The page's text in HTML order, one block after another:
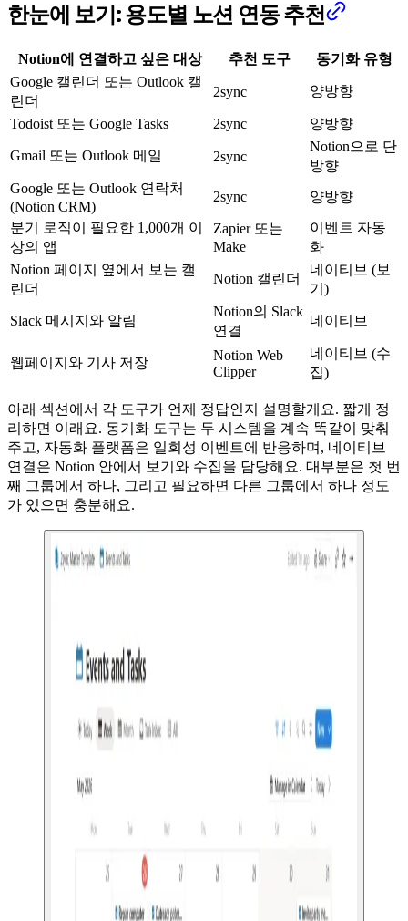
한눈에 보기: 용도별 노션 연동 추천
Notion에 연결하고 싶은 대상 추천 도구
동기화 유형
Google 캘린더 또는 Outlook 캘
린더
2sync 양방향
Todoist 또는 Google Tasks 2sync 양방향
Gmail 또는 Outlook 메일 2sync
Notion으로 단
방향
Google 또는 Outlook 연락처
(Notion CRM)
2sync
양방향
분기 로직이 필요한 1,000개 이
상의 앱
Zapier 또는
Make
이벤트 자동
화
Notion 페이지 옆에서 보는 캘
린더
Notion 캘린더
네이티브 (보
기)
Slack 메시지와 알림
Notion의 Slack
연결
네이티브
웹페이지와 기사 저장
Notion Web
Clipper
네이티브 (수
집)
아래 섹션에서 각 도구가 언제 정답인지 설명할게요. 짧게 정
리하면 이래요. 동기화 도구는 두 시스템을 계속 똑같이 맞춰
주고, 자동화 플랫폼은 일회성 이벤트에 반응하며, 네이티브
연결은 Notion 안에서 보기와 수집을 담당해요. 대부분은 첫 번
째 그룹에서 하나, 그리고 필요하면 다른 그룹에서 하나 정도
가 있으면 충분해요.